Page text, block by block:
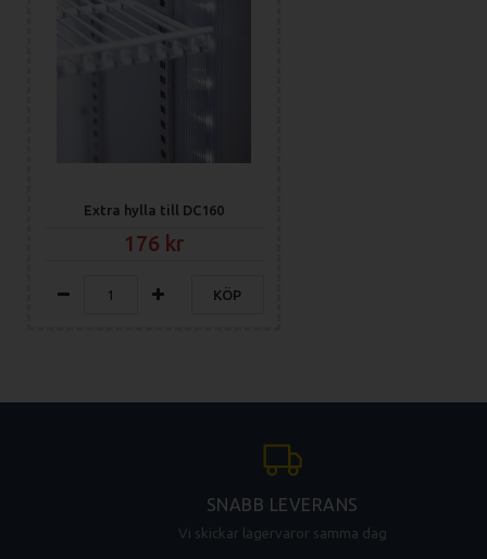
Extra hylla till DC160
176
KÖP
SNABB LEVERANS
Vi skickar lagervaror samma dag